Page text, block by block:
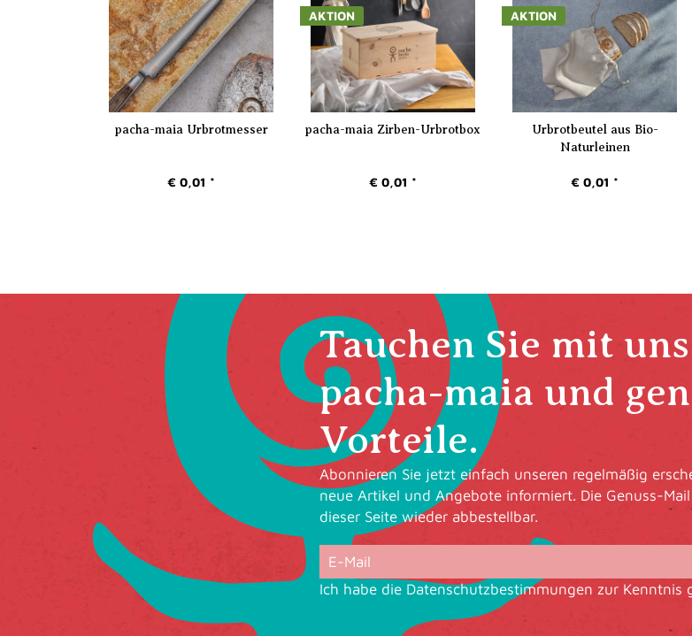
pacha-maia Urbrotmesser
€ 0,01 *
AKTION
pacha-maia Zirben-Urbrotbox
€ 0,01 *
AKTION
Urbrotbeutel aus Bio-
Naturleinen
€ 0,01 *
Tauchen Sie mit
pacha-maia und
Vorteile.
Abonnieren Sie jetzt einfach unseren regelmäßig
neue Artikel und Angebote informiert. Die Genuss-
dieser Seite wieder abbestellbar.
Ich habe die Datenschutzbestimmungen zur Kenntnis